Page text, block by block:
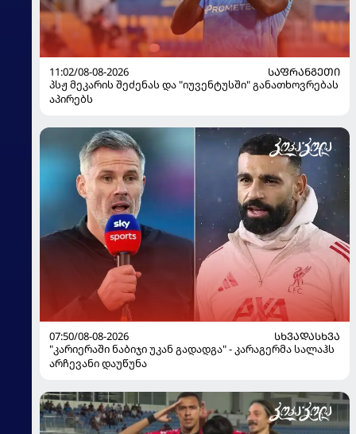
11:02/08-08-2026
ᲡᲐᲤᲠᲐᲜᲒᲔᲗᲘ
პსჟ მეკარის შეძენას და "იუვენტუსში" განათხოვრებას
აპირებს
07:50/08-08-2026
ᲡᲮᲕᲐᲓᲐᲡᲮᲕᲐ
"კარიერაში ნაბიჯი უკან გადადგა" - კარაგერმა სალაჰს
არჩევანი დაუწუნა